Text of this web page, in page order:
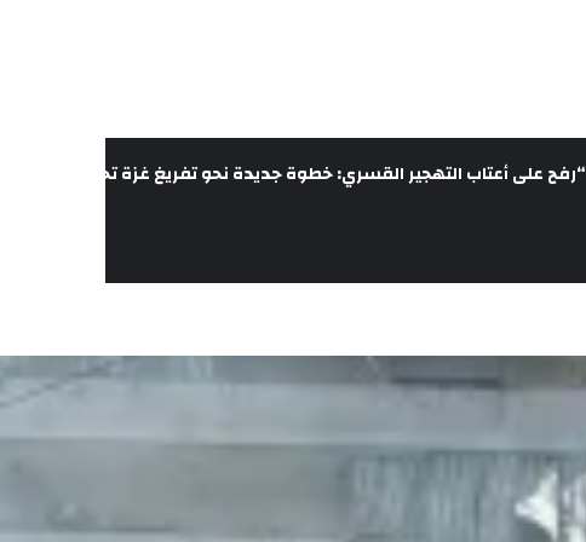
“رفح على أعتاب التهجير القسري: خطوة جديدة نحو تفريغ غزة تحت غطاء